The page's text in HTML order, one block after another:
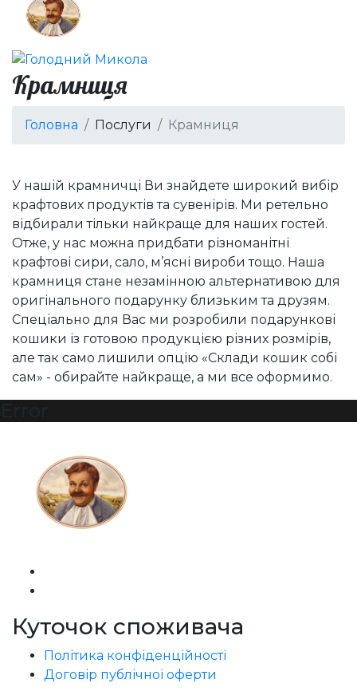
Крамниця
Головна Послуги Крамниця
У нашій крамничці Ви знайдете широкий вибір
крафтових продуктів та сувенірів. Ми ретельно
відбирали тільки найкраще для наших гостей.
Отже, у нас можна придбати різноманітні
крафтові сири, сало, м’ясні вироби тощо. Наша
крамниця стане незамінною альтернативою для
оригінального подарунку близьким та друзям.
Спеціально для Вас ми розробили подарункові
кошики із готовою продукцією різних розмірів,
але так само лишили опцію «Склади кошик собі
сам» - обирайте найкраще, а ми все оформимо.
Куточок споживача
Політика конфіденційності
Договір публічної оферти